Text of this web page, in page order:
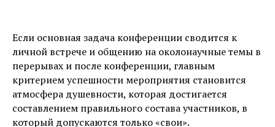
Если основная задача конференции сводится к
личной встрече и общению на околонаучные темы в
перерывах и после конференции, главным
критерием успешности мероприятия становится
атмосфера душевности, которая достигается
составлением правильного состава участников, в
который допускаются только «свои».